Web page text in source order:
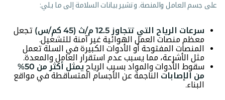
على جسم العامل والمنصة. وتشير بيانات السلامة إلى ما يلي:
سرعات الرياح التي تتجاوز 12.5 م/ث (45 كم/س)
تجعل
معظم منصات العمل الهوائية غير آمنة للتشغيل.
المنصات المفتوحة أو الأدوات الكبيرة في السلة تعمل
مثل الأشرعة، مما يسبب عدم استقرار العامل والمعدة.
سقوط الأدوات والمواد بسبب الرياح
يمثل أكثر من 50%
من الإصابات الناجمة عن الأجسام المتساقطة في مواقع
البناء.